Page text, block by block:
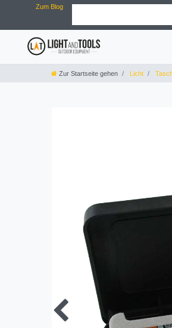
Zum Blog
Zur Startseite gehen Licht